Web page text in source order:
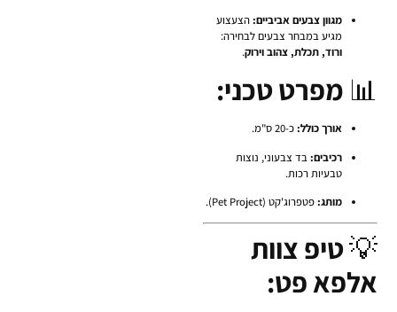
מגוון צבעים אביביים:הצעצוע
מגיע במבחר צבעים לבחירה:
ורוד, תכלת, צהוב וירוק.
📊 מפרט טכני:
אורך כולל:כ-20 ס"מ.
רכיבים:בד צבעוני, נוצות
טבעיות רכות.
מותג:פטפרוג'קט (Pet Project).
💡טיפ צוות
אלפא פט: